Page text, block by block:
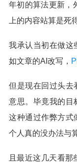
年初的算法更新，
上的内容站算是死
我承认当初在做这
如文章的AI改写，
但是现在回过头去
意思。毕竟我的目
这种通过作弊方式
个人真的没办法与
且最近这几天看